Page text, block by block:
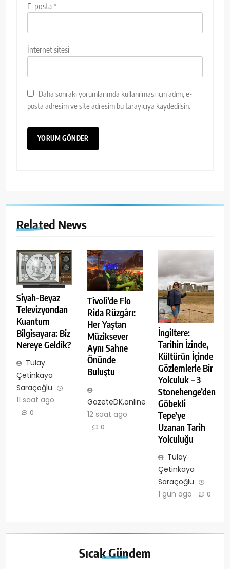
E-posta*
İnternet sitesi
Daha sonraki yorumlarımda kullanılması için adım, e-
posta adresim ve site adresim bu tarayıcıya kaydedilsin.
Related News
Siyah-Beyaz
Televizyondan
Kuantum
Bilgisayara: Biz
Nereye Geldik?
Tülay
Çetinkaya
Saraçoğlu
11 saat ago
0
Tivoli’de Flo
Rida Rüzgârı:
Her Yaştan
Müziksever
Aynı Sahne
Önünde
Buluştu
GazeteDK.online
12 saat ago
0
İngiltere:
Tarihin İzinde,
Kültürün İçinde
Gözlemlerle Bir
Yolculuk – 3
Stonehenge’den
Göbekli
Tepe’ye
Uzanan Tarih
Yolculuğu
Tülay
Çetinkaya
Saraçoğlu
1 gün ago
0
SıcakGündem